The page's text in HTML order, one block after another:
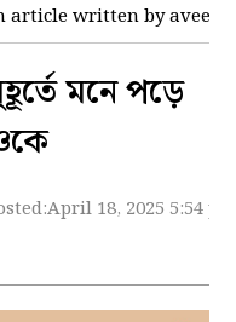
article written by aveek
মনে পড়ে
April 18, 2025 5:54